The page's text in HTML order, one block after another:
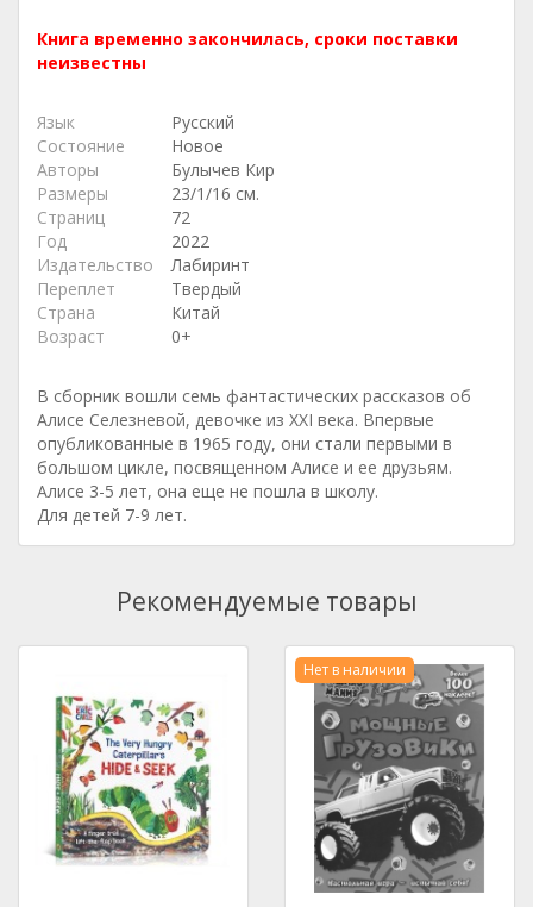
Книга временно закончилась, сроки поставки
неизвестны
Язык
Русский
Состояние
Новое
Авторы
Булычев Кир
Размеры
23/1/16 см.
Страниц
72
Год
2022
Издательство
Лабиринт
Переплет
Твердый
Страна
Китай
Возраст
0+
В сборник вошли семь фантастических рассказов об
Алисе Селезневой, девочке из XXI века. Впервые
опубликованные в 1965 году, они стали первыми в
большом цикле, посвященном Алисе и ее друзьям.
Алисе 3-5 лет, она еще не пошла в школу.
Для детей 7-9 лет.
Рекомендуемые товары
Нет в наличии